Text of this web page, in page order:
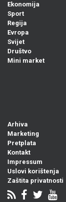
Ekonomija
Sport
Regija
Evropa
Svijet
Društvo
Mini market
Arhiva
Marketing
Pretplata
Kontakt
Impressum
Uslovi korištenja
Zaštita privatnosti